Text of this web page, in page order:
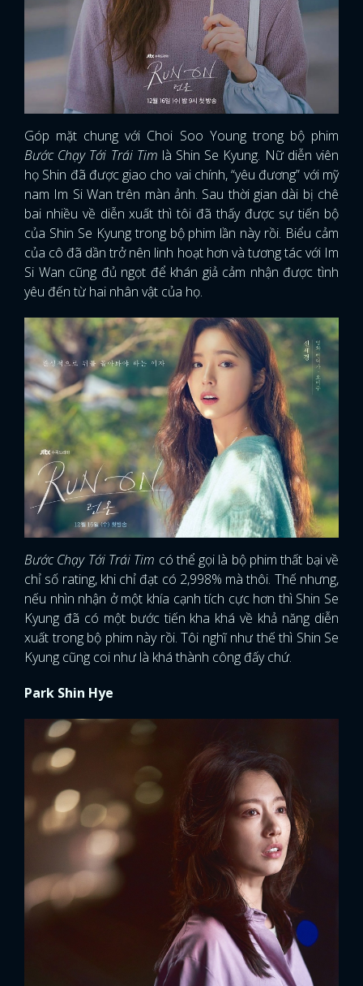
Góp mặt chung với Choi Soo Young trong bộ phim
Bước Chạy Tới Trái Tim là Shin Se Kyung. Nữ diễn viên
họ Shin đã được giao cho vai chính, “yêu đương” với mỹ
nam Im Si Wan trên màn ảnh. Sau thời gian dài bị chê
bai nhiều về diễn xuất thì tôi đã thấy được sự tiến bộ
của Shin Se Kyung trong bộ phim lần này rồi. Biểu cảm
của cô đã dần trở nên linh hoạt hơn và tương tác với Im
Si Wan cũng đủ ngọt để khán giả cảm nhận được tình
yêu đến từ hai nhân vật của họ.
Bước Chạy Tới Trái Tim có thể gọi là bộ phim thất bại về
chỉ số rating, khi chỉ đạt có 2,998% mà thôi. Thế nhưng,
nếu nhìn nhận ở một khía cạnh tích cực hơn thì Shin Se
Kyung đã có một bước tiến kha khá về khả năng diễn
xuất trong bộ phim này rồi. Tôi nghĩ như thế thì Shin Se
Kyung cũng coi như là khá thành công đấy chứ.
Park Shin Hye